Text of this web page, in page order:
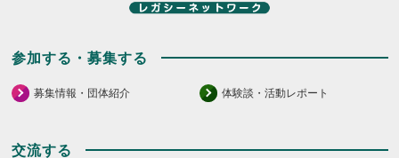
参加する・募集する
募集情報・団体紹介 体験談・活動レポート
交流する